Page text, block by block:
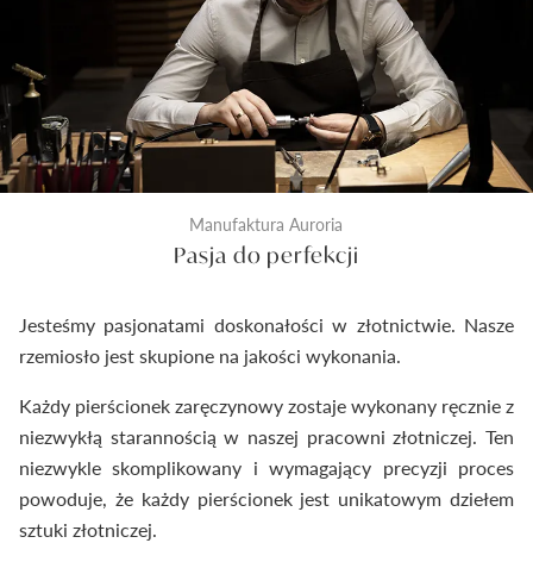
dostarczymy Ci wyroby jubilerskie najwyższej klasy.
Manufaktura Auroria
Pasja do perfekcji
Jesteśmy pasjonatami doskonałości w złotnictwie. Nasze
rzemiosło jest skupione na jakości wykonania.
Każdy pierścionek zaręczynowy zostaje wykonany ręcznie z
niezwykłą starannością w naszej pracowni złotniczej. Ten
niezwykle skomplikowany i wymagający precyzji proces
powoduje, że każdy pierścionek jest unikatowym dziełem
sztuki złotniczej.